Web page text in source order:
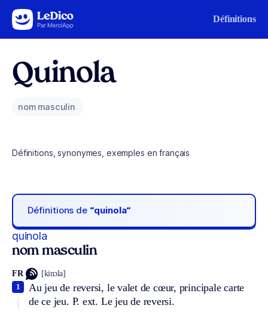
Aller au contenu Définitions
Quinola
nom masculin
Définitions, synonymes, exemples en français
Définitions de “quinola“
quinola
nom masculin
FR [kinɔla]
Au jeu de reversi, le valet de cœur, principale carte
de ce jeu. P. ext. Le jeu de reversi.
1